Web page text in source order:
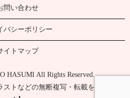
問い合わせ
バシーポリシー
イトマップ
HASUMI All Rights Reserved.
ストなどの無断複写・転載を禁じま